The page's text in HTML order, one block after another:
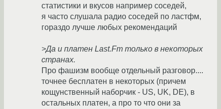
статистики и вкусов например соседей,
я часто слушала радио соседей по ластфм,
гораздо лучше любых рекомендаций
>Да и платен Last.Fm только в некоторых
странах.
Про фашизм вообще отдельный разговор....
точнее бесплатен в некоторых (причем
кощунственный наборчик - US, UK, DE), в
остальных платен, а про то что они за